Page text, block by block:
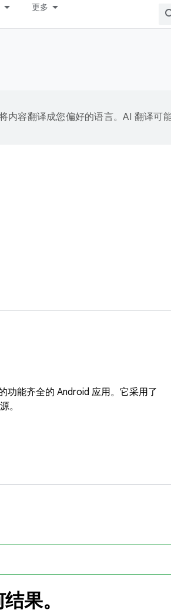
更多
内容翻译成您偏好的语言。AI 翻译可能
功能齐全的 Android 应用。它采用了
。
果。